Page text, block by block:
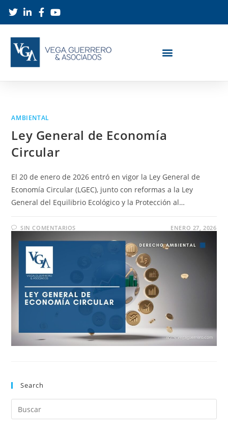
AMBIENTAL
Ley General de Economía
Circular
El 20 de enero de 2026 entró en vigor la Ley General de
Economía Circular (LGEC), junto con reformas a la Ley
General del Equilibrio Ecológico y la Protección al…
SIN COMENTARIOS ENERO 27, 2026
Search